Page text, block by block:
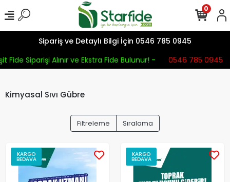
Sipariş ve Detaylı Bilgi İçin 0546 785 0945
Siparişi Alınır ve Ekstra Fide Bulunur! -
0546 785 0945
0
Kimyasal Sıvı Gübre
Filtreleme Sıralama
KARGO
BEDAVA
KARGO
BEDAVA